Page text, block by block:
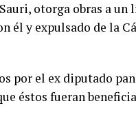
otorga obras a
él y expulsado de la
por el ex diputado
éstos fueran